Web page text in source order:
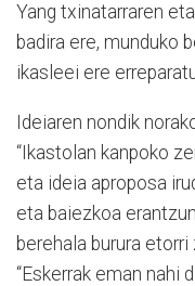
Yang txinatarraren
badira ere, munduko
ikasleei ere
Ideiaren nondik
“Ikastolan kanpoko
eta ideia aproposa
eta baiezkoa
berehala burura
“Eskerrak eman nahi